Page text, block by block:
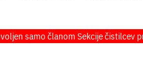
samo članom Sekcije čistilcev